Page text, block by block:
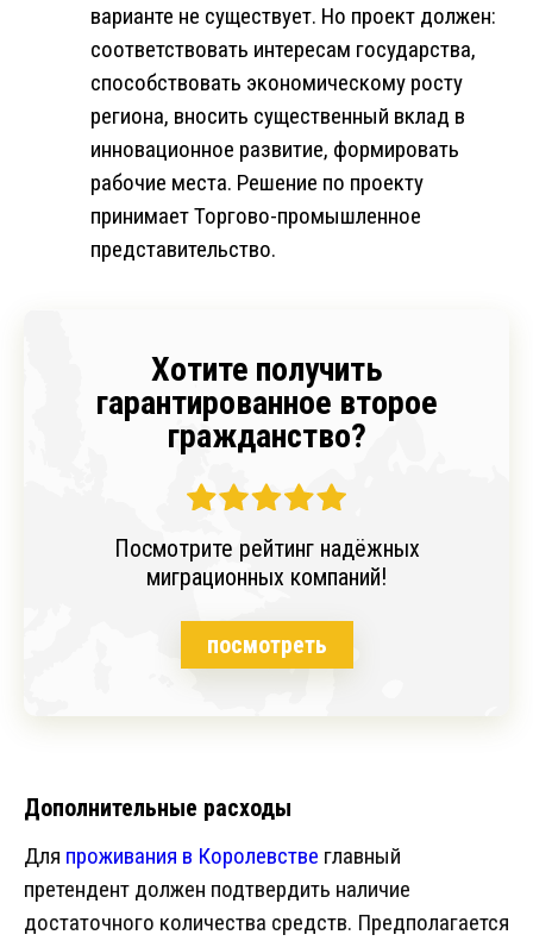
варианте не существует. Но проект должен:
соответствовать интересам государства,
способствовать экономическому росту
региона, вносить существенный вклад в
инновационное развитие, формировать
рабочие места. Решение по проекту
принимает Торгово-промышленное
представительство.
Хотите получить
гарантированное второе
гражданство?
Посмотрите рейтинг надёжных
миграционных компаний!
посмотреть
Дополнительные расходы
Для проживания в Королевстве главный
претендент должен подтвердить наличие
достаточного количества средств. Предполагается